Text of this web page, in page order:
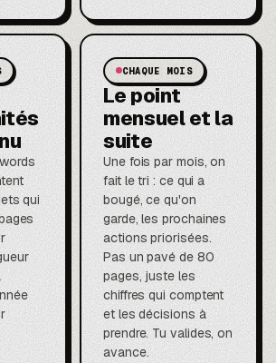
qui
CHAQUE MOIS
Le point
mensuel et la
suite
Une fois par mois, on
fait le tri : ce qui a
bougé, ce qu'on
garde, les prochaines
actions priorisées.
Pas un pavé de 80
pages, juste les
chiffres qui comptent
et les décisions à
prendre. Tu valides, on
avance.